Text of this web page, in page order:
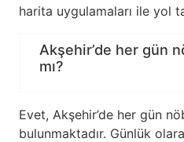
harita uygulamaları ile yol
Akşehir’de her gün
mı?
Evet, Akşehir’de her gün
bulunmaktadır. Günlük